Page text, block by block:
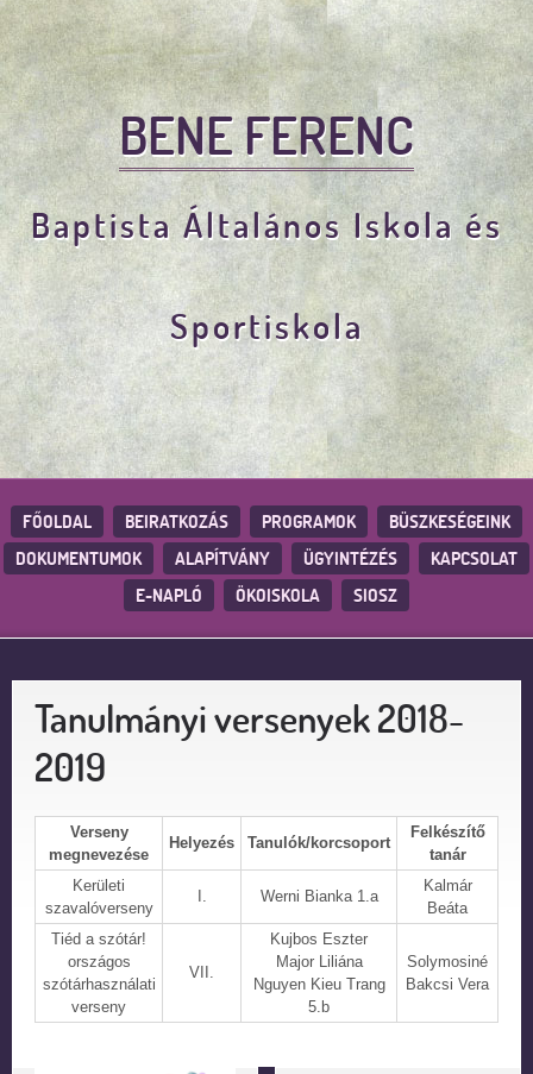
BENE FERENC
Baptista Általános Iskola és
Sportiskola
FŐOLDAL BEIRATKOZÁS PROGRAMOK
BÜSZKESÉGEINK
DOKUMENTUMOK
ALAPÍTVÁNY ÜGYINTÉZÉS
KAPCSOLAT
E-NAPLÓ
ÖKOISKOLA SIOSZ
Tanulmányi versenyek 2018-
2019
Verseny
megnevezése
Helyezés Tanulók/korcsoport
Felkészítő
tanár
Kerületi
szavalóverseny
I. Werni Bianka 1.a
Kalmár
Beáta
Tiéd a szótár!
országos
szótárhasználati
verseny
VII.
Kujbos Eszter
Major Liliána
Nguyen Kieu Trang
5.b
Solymosiné
Bakcsi Vera